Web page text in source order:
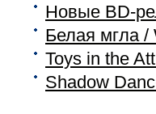
Новые BD-
Белая мгла /
Toys in the
Shadow